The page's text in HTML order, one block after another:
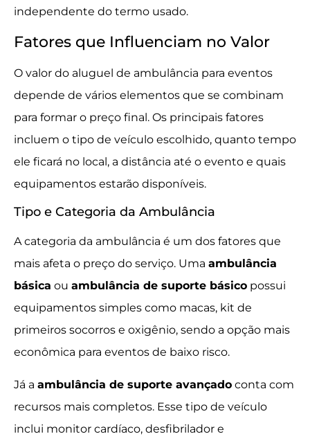
independente do termo usado.
Fatores que Influenciam no Valor
O valor do aluguel de ambulância para eventos
depende de vários elementos que se combinam
para formar o preço final. Os principais fatores
incluem o tipo de veículo escolhido, quanto tempo
ele ficará no local, a distância até o evento e quais
equipamentos estarão disponíveis.
Tipo e Categoria da Ambulância
A categoria da ambulância é um dos fatores que
mais afeta o preço do serviço. Uma ambulância
básica ou ambulância de suporte básico possui
equipamentos simples como macas, kit de
primeiros socorros e oxigênio, sendo a opção mais
econômica para eventos de baixo risco.
Já a ambulância de suporte avançado conta com
recursos mais completos. Esse tipo de veículo
inclui monitor cardíaco, desfibrilador e